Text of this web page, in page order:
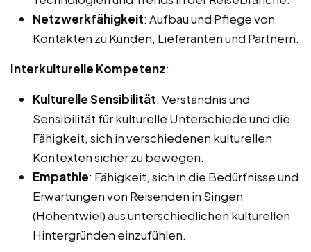
Netzwerkfähigkeit: Aufbau und Pflege von
Kontakten zu Kunden, Lieferanten und Partnern.
Interkulturelle Kompetenz:
Kulturelle Sensibilität: Verständnis und
Sensibilität für kulturelle Unterschiede und die
Fähigkeit, sich in verschiedenen kulturellen
Kontexten sicher zu bewegen.
Empathie: Fähigkeit, sich in die Bedürfnisse und
Erwartungen von Reisenden in Singen
(Hohentwiel) aus unterschiedlichen kulturellen
Hintergründen einzufühlen.